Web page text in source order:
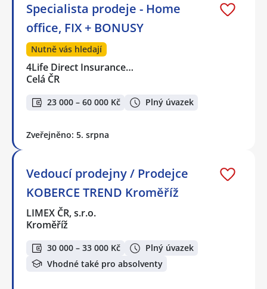
Specialista prodeje - Home
office, FIX + BONUSY
Nutně vás hledají
4Life Direct Insurance…
Celá ČR
23 000 – 60 000 Kč Plný úvazek
Zveřejněno: 5. srpna
Vedoucí prodejny / Prodejce
KOBERCE TREND Kroměříž
LIMEX ČR, s.r.o.
Kroměříž
30 000 – 33 000 Kč
Plný úvazek
Vhodné také pro absolventy